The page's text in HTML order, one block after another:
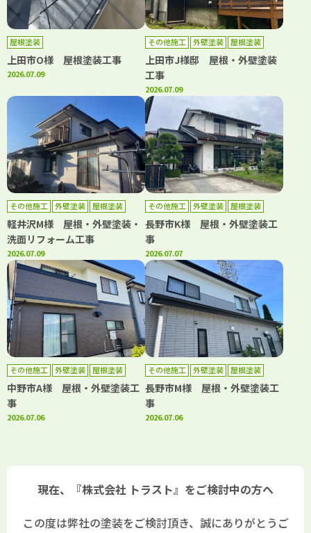
屋根塗装
上田市O様 屋根塗装工事
2026.07.09
その他施工 外壁塗装 屋根塗装
上田市J様邸 屋根・外壁塗装
工事
2026.07.09
その他施工 外壁塗装 屋根塗装
軽井沢M様 屋根・外壁塗装・
洗面リフォーム工事
2026.07.09
その他施工 外壁塗装 屋根塗装
長野市K様 屋根・外壁塗装工
事
2026.07.07
その他施工 外壁塗装 屋根塗装
中野市A様 屋根・外壁塗装工
事
2026.07.06
その他施工 外壁塗装 屋根塗装
長野市M様 屋根・外壁塗装工
事
2026.07.06
現在、『株式会社 トラスト』をご検討中の方へ
この度は弊社の塗装をご検討頂き、誠にありがとうご